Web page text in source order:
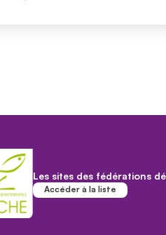
Les sites des fédérations
Accéder à la liste